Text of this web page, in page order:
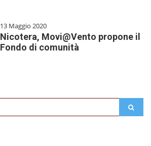
13 Maggio 2020
Nicotera, Movi@Vento propone il
Fondo di comunità